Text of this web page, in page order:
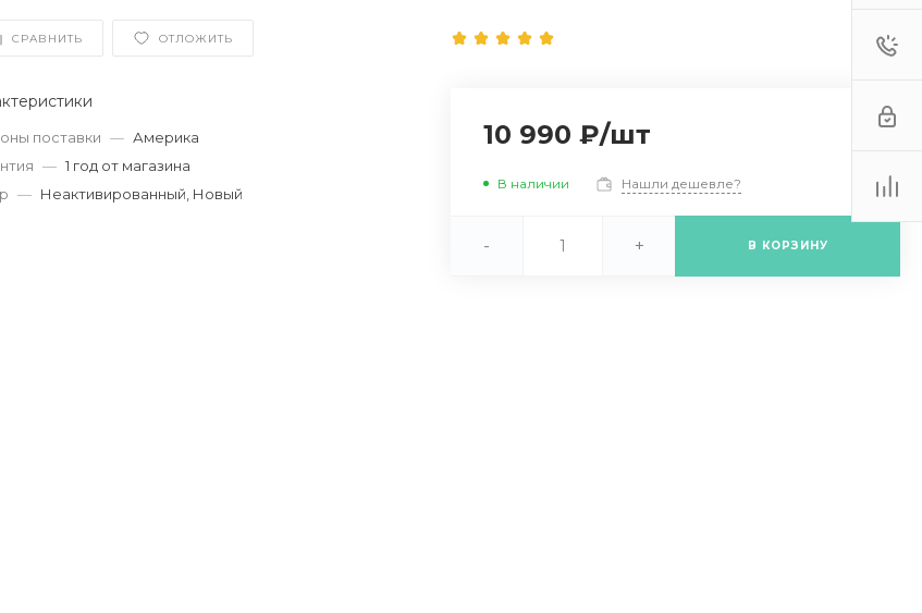
СРАВНИТЬ ОТЛОЖИТЬ
поставки — Америка
— 1 год от магазина
— Неактивированный, Новый
10 990 ₽/шт
В наличии Нашли дешевле?
- + В КОРЗИНУ